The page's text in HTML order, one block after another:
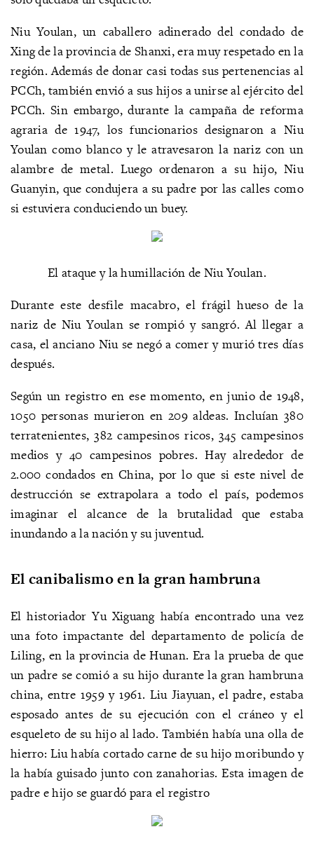
Niu Youlan, un caballero adinerado del condado de
Xing de la provincia de Shanxi, era muy respetado en la
región. Además de donar casi todas sus pertenencias al
PCCh, también envió a sus hijos a unirse al ejército del
PCCh. Sin embargo, durante la campaña de reforma
agraria de 1947, los funcionarios designaron a Niu
Youlan como blanco y le atravesaron la nariz con un
alambre de metal. Luego ordenaron a su hijo, Niu
Guanyin, que condujera a su padre por las calles como
si estuviera conduciendo un buey.
El ataque y la humillación de Niu Youlan.
Durante este desfile macabro, el frágil hueso de la
nariz de Niu Youlan se rompió y sangró. Al llegar a
casa, el anciano Niu se negó a comer y murió tres días
después.
Según un registro en ese momento, en junio de 1948,
1050 personas murieron en 209 aldeas. Incluían 380
terratenientes, 382 campesinos ricos, 345 campesinos
medios y 40 campesinos pobres. Hay alrededor de
2.000 condados en China, por lo que si este nivel de
destrucción se extrapolara a todo el país, podemos
imaginar el alcance de la brutalidad que estaba
inundando a la nación y su juventud.
El canibalismo en la gran hambruna
El historiador Yu Xiguang había encontrado una vez
una foto impactante del departamento de policía de
Liling, en la provincia de Hunan. Era la prueba de que
un padre se comió a su hijo durante la gran hambruna
china, entre 1959 y 1961. Liu Jiayuan, el padre, estaba
esposado antes de su ejecución con el cráneo y el
esqueleto de su hijo al lado. También había una olla de
hierro: Liu había cortado carne de su hijo moribundo y
la había guisado junto con zanahorias. Esta imagen de
padre e hijo se guardó para el registro